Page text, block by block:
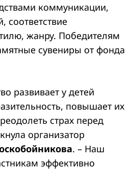
коммуникации,
соответствие
жанру. Победителям
сувениры от фонда
развивает у детей
повышает их
страх перед
организатор
. – Наш
эффективно